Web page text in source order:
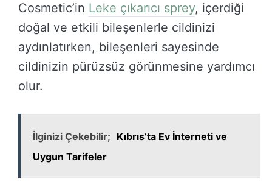
Cosmetic’in Leke çıkarıcı sprey, içerdiği
doğal ve etkili bileşenlerle cildinizi
aydınlatırken, bileşenleri sayesinde
cildinizin pürüzsüz görünmesine yardımcı
olur.
İlginizi Çekebilir; Kıbrıs’ta Ev İnterneti ve
Uygun Tarifeler